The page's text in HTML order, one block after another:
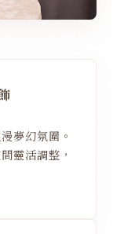
夢幻氛圍。
靈活調整，